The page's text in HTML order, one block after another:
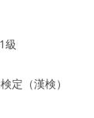
級
（漢検）